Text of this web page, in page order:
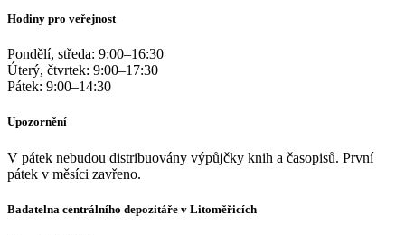
Hodiny pro veřejnost
Pondělí, středa: 9:00–16:30
Úterý, čtvrtek: 9:00–17:30
Pátek: 9:00–14:30
Upozornění
V pátek nebudou distribuovány výpůjčky knih a časopisů. První
pátek v měsíci zavřeno.
Badatelna centrálního depozitáře v Litoměřicích